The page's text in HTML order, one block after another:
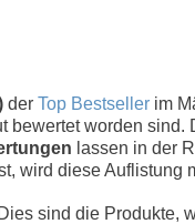
der Top Bestseller im
worden
lassen in der
wird diese Auflistung
sind die Produkte,